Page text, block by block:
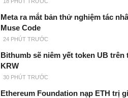
Meta ra mắt bản thử nghiệm tác
Muse Code
24 PHÚT TRƯỚC
Bithumb sẽ niêm yết token UB
KRW
30 PHÚT TRƯỚC
Ethereum Foundation nạp ETH trị